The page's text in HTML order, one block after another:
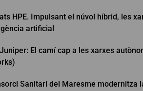
HPE. Impulsant el núvol híbrid, les
artificial
El camí cap a les xarxes
Sanitari del Maresme modernitza